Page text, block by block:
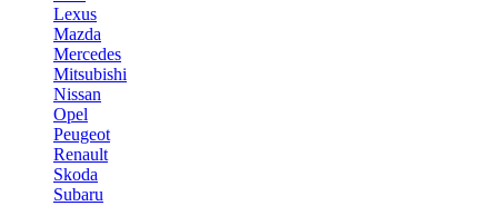
Lexus
Mazda
Mercedes
Mitsubishi
Nissan
Opel
Peugeot
Renault
Skoda
Subaru